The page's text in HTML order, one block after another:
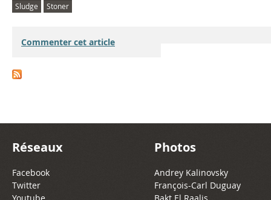
Sludge
Stoner
Commenter cet article
Réseaux
Facebook
Twitter
Photos
Andrey Kalinovsky
François-Carl Duguay